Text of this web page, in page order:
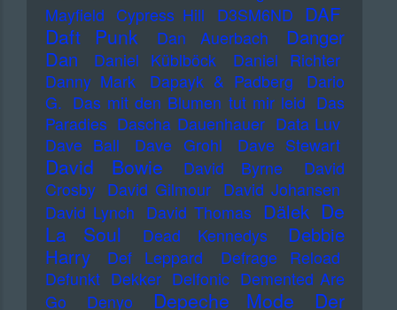
Mayfield Cypress Hill D3SM6ND DAF
Daft Punk Dan Auerbach
Danger
Dan
Daniel Küblböck
Daniel Richter
Danny Mark
Dapayk & Padberg
Dario
G. Das mit den Blumen tut mir leid Das
Paradies Dascha Dauenhauer Data Luv
Dave Ball
Dave Grohl Dave Stewart
David Bowie David Byrne
David
Crosby David Gilmour David Johansen
David Lynch David Thomas Dälek De
La Soul
Dead Kennedys
Debbie
Harry
Def Leppard
Defrage Reload
Defunkt Dekker Delfonic Demented Are
Go
Denyo Depeche Mode
Der